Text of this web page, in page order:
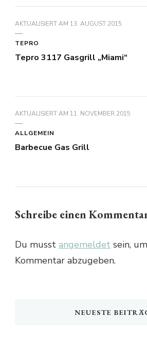
AKTUALISIERT AM 13. AUGUST 2015
TEPRO
Tepro 3117 Gasgrill „Miami“
AKTUALISIERT AM 11. NOVEMBER 2015
ALLGEMEIN
Barbecue Gas Grill
Schreibe einen
Du musst angemeldet sein,
Kommentar abzugeben.
NEUESTE